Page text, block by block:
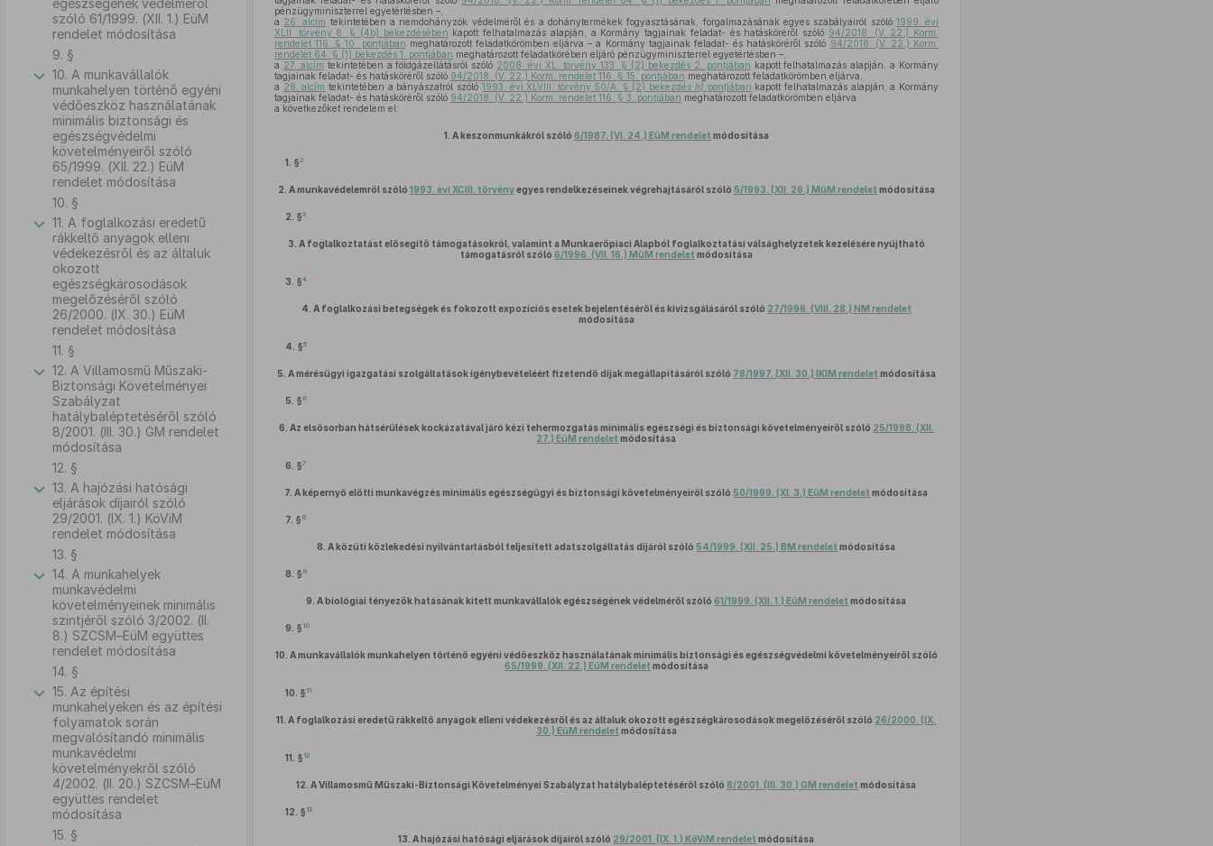
egészségének védelméről
szóló 61/1999. (XII. 1.) EüM
rendelet módosítása
9. §
10. A munkavállalók
munkahelyen történő egyéni
védőeszköz használatának
minimális biztonsági és
egészségvédelmi
követelményeiről szóló
65/1999. (XII. 22.) EüM
rendelet módosítása
10. §
11. A foglalkozási eredetű
rákkeltő anyagok elleni
védekezésről és az általuk
okozott
egészségkárosodások
megelőzéséről szóló
26/2000. (IX. 30.) EüM
rendelet módosítása
11. §
12. A Villamosmű Műszaki-
Biztonsági Követelményei
Szabályzat
hatálybaléptetéséről szóló
8/2001. (III. 30.) GM rendelet
módosítása
12. §
13. A hajózási hatósági
eljárások díjairól szóló
29/2001. (IX. 1.) KöViM
rendelet módosítása
13. §
14. A munkahelyek
munkavédelmi
követelményeinek minimális
szintjéről szóló 3/2002. (II.
8.) SZCSM–EüM együttes
rendelet módosítása
14. §
15. Az építési
munkahelyeken és az építési
folyamatok során
megvalósítandó minimális
munkavédelmi
követelményekről szóló
4/2002. (II. 20.) SZCSM–EüM
együttes rendelet
módosítása
15. §
pénzügyminiszterrel egyetértésben –,
a 26. alcím tekintetében a nemdohányzók védelméről és a dohánytermékek fogyasztásának, forgalmazásának egyes szabályairól szóló 1999. évi
XLII. törvény 8. § (4b) bekezdésében kapott felhatalmazás alapján, a Kormány tagjainak feladat- és hatásköréről szóló 94/2018. (V. 22.) Korm.
rendelet 116. § 10. pontjában meghatározott feladatkörömben eljárva – a Kormány tagjainak feladat- és hatásköréről szóló 94/2018. (V. 22.) Korm.
rendelet 64. § (1) bekezdés 1. pontjában meghatározott feladatkörében eljáró pénzügyminiszterrel egyetértésben –,
a 27. alcím tekintetében a földgázellátásról szóló 2008. évi XL. törvény 133. § (2) bekezdés 2. pontjában kapott felhatalmazás alapján, a Kormány
tagjainak feladat- és hatásköréről szóló 94/2018. (V. 22.) Korm. rendelet 116. § 15. pontjában meghatározott feladatkörömben eljárva,
a 28. alcím tekintetében a bányászatról szóló 1993. évi XLVIII. törvény 50/A. § (2) bekezdés h) pontjában kapott felhatalmazás alapján, a Kormány
tagjainak feladat- és hatásköréről szóló 94/2018. (V. 22.) Korm. rendelet 116. § 3. pontjában meghatározott feladatkörömben eljárva
a következőket rendelem el:
1. A keszonmunkákról szóló 6/1987. (VI. 24.) EüM rendelet módosítása
1. §2
2. A munkavédelemről szóló 1993. évi XCIII. törvényegyes rendelkezéseinek végrehajtásáról szóló 5/1993. (XII. 26.) MüM rendelet módosítása
2. §3
3. A foglalkoztatást elősegítő támogatásokról, valamint a Munkaerőpiaci Alapból foglalkoztatási válsághelyzetek kezelésére nyújtható
támogatásról szóló 6/1996. (VII. 16.) MüM rendelet módosítása
3. §4
4. A foglalkozási betegségek és fokozott expozíciós esetek bejelentéséről és kivizsgálásáról szóló 27/1996. (VIII. 28.) NM rendelet
módosítása
4. §5
5. A mérésügyi igazgatási szolgáltatások igénybevételéért fizetendő díjak megállapításáról szóló 78/1997. (XII. 30.) IKIM rendelet módosítása
5. § 6
6. Az elsősorban hátsérülések kockázatával járó kézi tehermozgatás minimális egészségi és biztonsági követelményeiről szóló 25/1998. (XII.
27.) EüM rendelet módosítása
6. §7
7. A képernyő előtti munkavégzés minimális egészségügyi és biztonsági követelményeiről szóló 50/1999. (XI. 3.) EüM rendelet módosítása
7. § 8
8. A közúti közlekedési nyilvántartásból teljesített adatszolgáltatás díjáról szóló 54/1999. (XII. 25.) BM rendelet módosítása
8. § 9
9. A biológiai tényezők hatásának kitett munkavállalók egészségének védelméről szóló61/1999. (XII. 1.) EüM rendelet módosítása
9. § 10
10. A munkavállalók munkahelyen történő egyéni védőeszköz használatának minimális biztonsági és egészségvédelmi követelményeiről szóló
65/1999. (XII. 22.) EüM rendelet módosítása
10. § 11
11. A foglalkozási eredetű rákkeltő anyagok elleni védekezésről és az általuk okozott egészségkárosodások megelőzéséről szóló 26/2000. (IX.
30.) EüM rendelet módosítása
11. § 12
12. A Villamosmű Műszaki-Biztonsági Követelményei Szabályzat hatálybaléptetéséről szóló8/2001. (III. 30.) GM rendelet módosítása
12. § 13
13. A hajózási hatósági eljárások díjairól szóló 29/2001. (IX. 1.) KöViM rendelet módosítása